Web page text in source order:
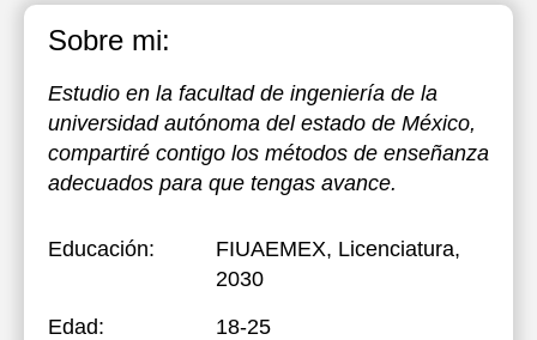
Sobre mi:
Estudio en la facultad de ingeniería de la
universidad autónoma del estado de México,
compartiré contigo los métodos de enseñanza
adecuados para que tengas avance.
Educación: FIUAEMEX, Licenciatura,
2030
Edad:
18-25